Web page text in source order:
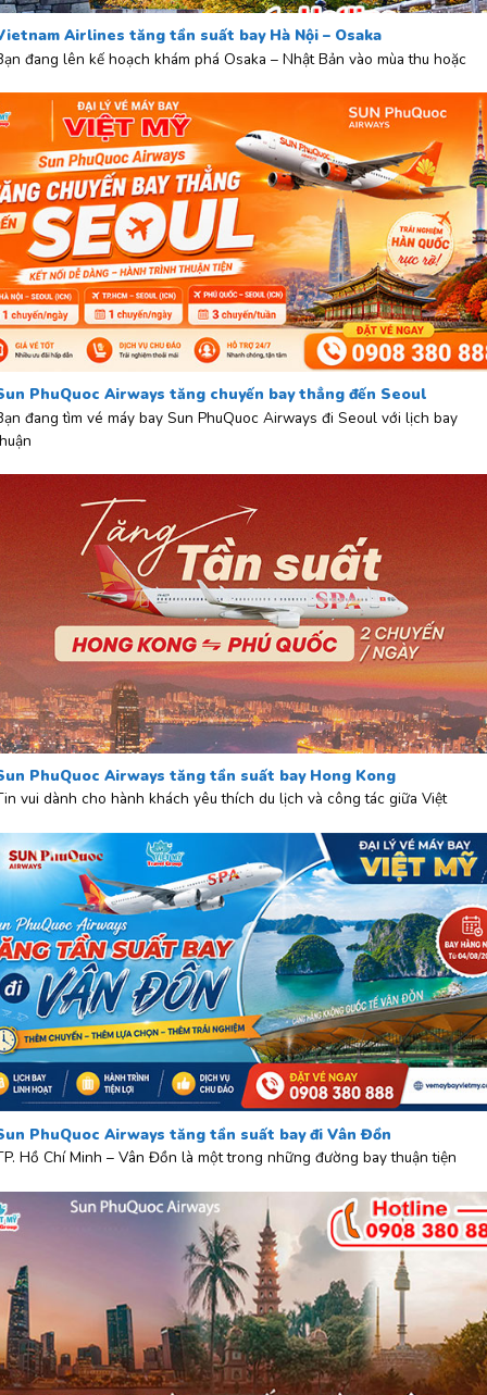
Airlines tăng tần suất bay Hà Nội – Osaka
đang lên kế hoạch khám phá Osaka – Nhật Bản vào mùa thu hoặc
PhuQuoc Airways tăng chuyến bay thẳng đến Seoul
đang tìm vé máy bay Sun PhuQuoc Airways đi Seoul với lịch bay
PhuQuoc Airways tăng tần suất bay Hong Kong
vui dành cho hành khách yêu thích du lịch và công tác giữa Việt
PhuQuoc Airways tăng tần suất bay đi Vân Đồn
Hồ Chí Minh – Vân Đồn là một trong những đường bay thuận tiện